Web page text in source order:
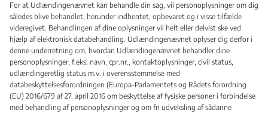
For at Udlændingenævnet kan behandle din sag, vil personoplysninger om dig
således blive behandlet, herunder indhentet, opbevaret og i visse tilfælde
videregivet. Behandlingen af dine oplysninger vil helt eller delvist ske ved
hjælp af elektronisk databehandling. Udlændingenævnet oplyser dig derfor i
denne underretning om, hvordan Udlændingenævnet behandler dine
personoplysninger, f.eks. navn, cpr.nr., kontaktoplysninger, civil status,
udlændingeretlig status m.v. i overensstemmelse med
databeskyttelsesforordningen (Europa-Parlamentets og Rådets forordning
(EU) 2016/679 af 27. april 2016 om beskyttelse af fysiske personer i forbindelse
med behandling af personoplysninger og om fri udveksling af sådanne